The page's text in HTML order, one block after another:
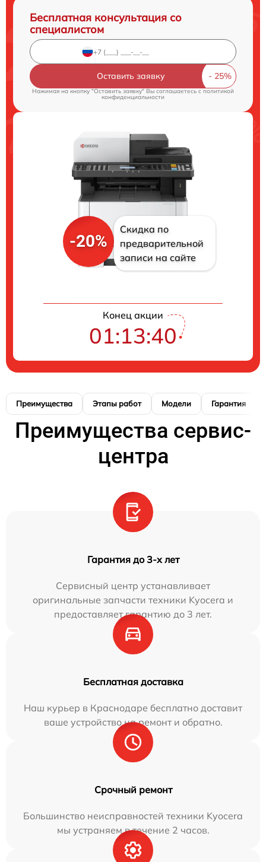
Бесплатная консультация со
специалистом
Оставить заявку
Нажимая на кнопку "Оставить заявку" Вы соглашаетесь c политикой
конфиденциальности
-20%
Скидка по
предварительной
записи на сайте
Конец акции
01:13:39
Преимущества Этапы работ Модели Гарантия
Преимущества сервис-
центра
Гарантия до 3-х лет
Сервисный центр устанавливает
оригинальные запчасти техники Kyocera и
предоставляет гарантию до 3 лет.
Бесплатная доставка
Наш курьер в Краснодаре бесплатно доставит
ваше устройство на ремонт и обратно.
Срочный ремонт
Большинство неисправностей техники Kyocera
мы устраняем в течение 2 часов.